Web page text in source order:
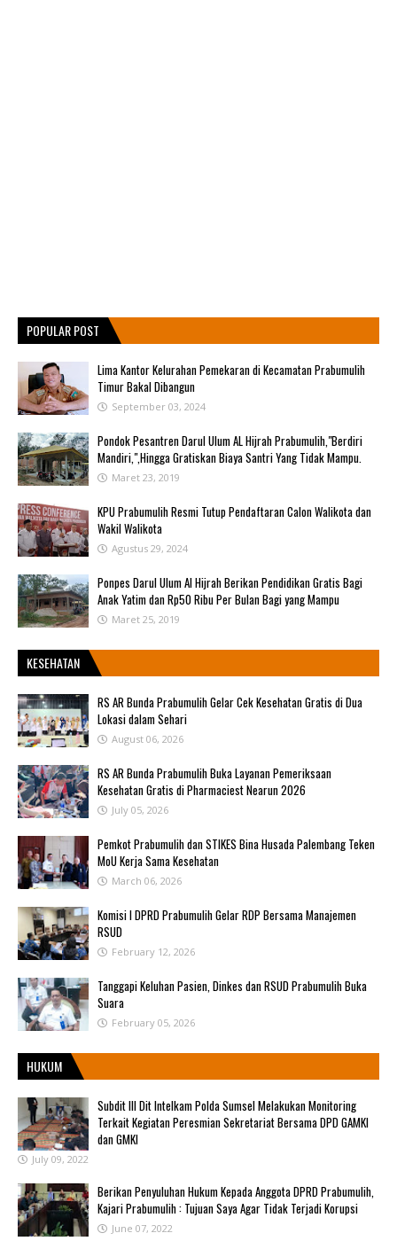
POPULAR POST
Lima Kantor Kelurahan Pemekaran di Kecamatan Prabumulih
Timur Bakal Dibangun
September 03, 2024
Pondok Pesantren Darul Ulum AL Hijrah Prabumulih,"Berdiri
Mandiri,",Hingga Gratiskan Biaya Santri Yang Tidak Mampu.
Maret 23, 2019
KPU Prabumulih Resmi Tutup Pendaftaran Calon Walikota dan
Wakil Walikota
Agustus 29, 2024
Ponpes Darul Ulum Al Hijrah Berikan Pendidikan Gratis Bagi
Anak Yatim dan Rp50 Ribu Per Bulan Bagi yang Mampu
Maret 25, 2019
KESEHATAN
RS AR Bunda Prabumulih Gelar Cek Kesehatan Gratis di Dua
Lokasi dalam Sehari
August 06, 2026
RS AR Bunda Prabumulih Buka Layanan Pemeriksaan
Kesehatan Gratis di Pharmaciest Nearun 2026
July 05, 2026
Pemkot Prabumulih dan STIKES Bina Husada Palembang Teken
MoU Kerja Sama Kesehatan
March 06, 2026
Komisi I DPRD Prabumulih Gelar RDP Bersama Manajemen
RSUD
February 12, 2026
Tanggapi Keluhan Pasien, Dinkes dan RSUD Prabumulih Buka
Suara
February 05, 2026
HUKUM
Subdit III Dit Intelkam Polda Sumsel Melakukan Monitoring
Terkait Kegiatan Peresmian Sekretariat Bersama DPD GAMKI
dan GMKI
July 09, 2022
Berikan Penyuluhan Hukum Kepada Anggota DPRD Prabumulih,
Kajari Prabumulih : Tujuan Saya Agar Tidak Terjadi Korupsi
June 07, 2022